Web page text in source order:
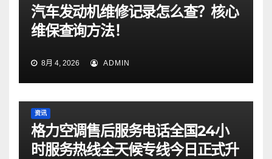
汽车发动机维修记录怎么查？核心
维保查询方法！
8月 4, 2026 ADMIN
资讯
格力空调售后服务电话全国24小
时服务热线全天候专线今日正式升